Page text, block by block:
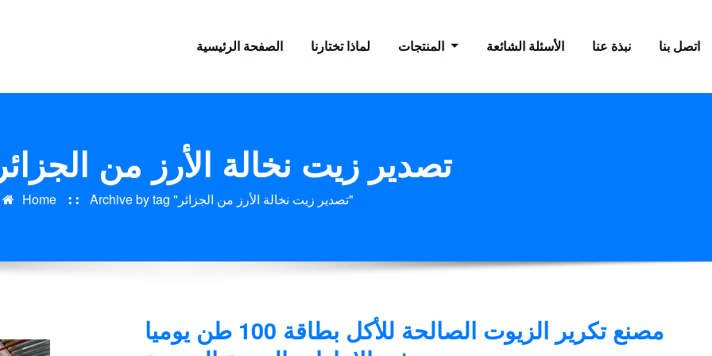
الصفحة الرئيسية لماذا تختارنا الأسئلة الشائعة نبذة عنا اتصل بنا
Tag : تصدير زيت نخالة الأرز من الجزائر
Home Archive by tag "تصدير زيت نخالة الأرز من الجزائر"
مصنع تكرير الزيوت الصالحة للأكل بطاقة 100 طن يوميا